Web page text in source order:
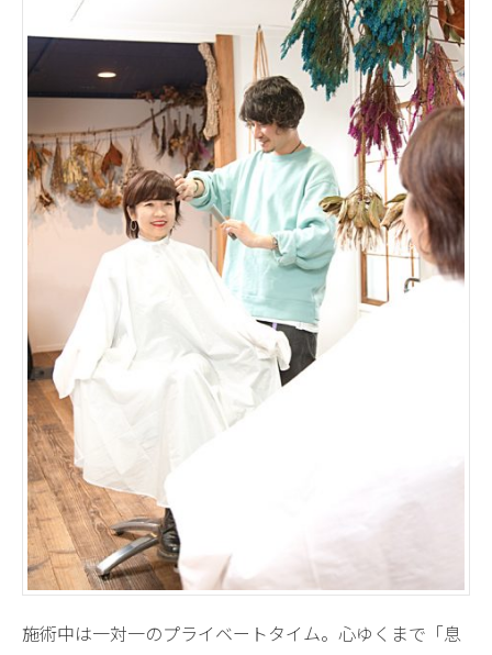
施術中は一対一のプライベートタイム。心ゆくまで「息